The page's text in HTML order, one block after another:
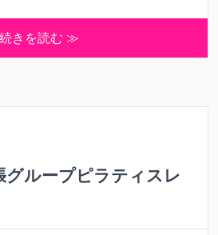
続きを読む ≫
グループピラティスレ